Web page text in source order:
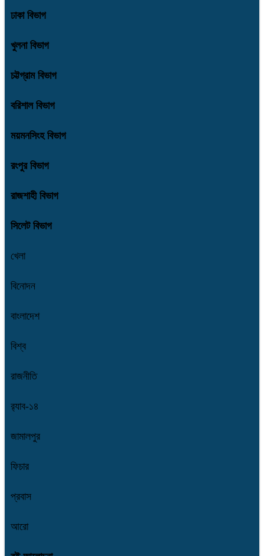
ঢাকা বিভাগ
খুলনা বিভাগ
চট্টগ্রাম বিভাগ
বরিশাল বিভাগ
ময়মনসিংহ বিভাগ
রংপুর বিভাগ
রাজশাহী বিভাগ
সিলেট বিভাগ
খেলা
বিনোদন
বাংলাদেশ
বিশ্ব
রাজনীতি
র‌্যাব-১৪
জামালপুর
ফিচার
প্রবাস
আরো